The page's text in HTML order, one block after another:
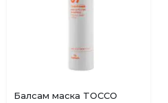
Купи
Балсам маска TOCCO